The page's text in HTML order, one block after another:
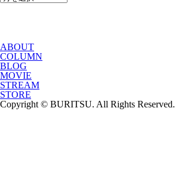
ABOUT
COLUMN
BLOG
MOVIE
STREAM
STORE
Copyright © BURITSU. All Rights Reserved.